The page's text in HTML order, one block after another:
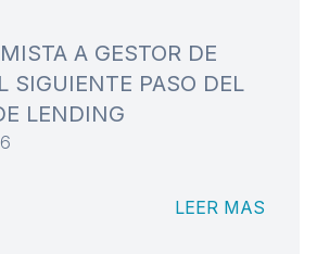
A GESTOR DE
SIGUIENTE PASO DEL
LENDING
LEER MAS